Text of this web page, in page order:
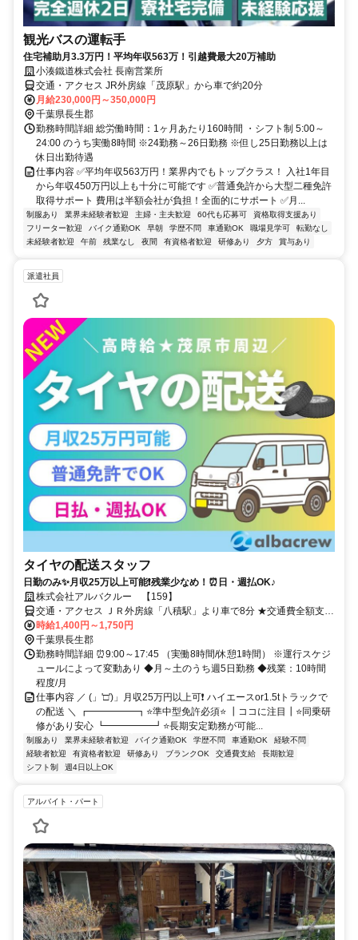
観光バスの運転手
住宅補助月3.3万円！平均年収563万！引越費最大20万補助
小湊鐵道株式会社 長南営業所
交通・アクセス JR外房線「茂原駅」から車で約20分
月給230,000円～350,000円
千葉県長生郡
勤務時間詳細 総労働時間：1ヶ月あたり160時間 ・シフト制 5:00～
24:00 のうち実働8時間 ※24勤務～26日勤務 ※但し25日勤務以上は
休日出勤待遇
仕事内容 ✅平均年収563万円！業界内でもトップクラス！ 入社1年目
から年収450万円以上も十分に可能です ✅普通免許から大型二種免許
取得サポート 費用は半額会社が負担！全面的にサポート ✅月...
制服あり 業界未経験者歓迎 主婦・主夫歓迎 60代も応募可
資格取得支援あり
フリーター歓迎
バイク通勤OK 早朝 学歴不問 車通勤OK 職場見学可
転勤なし
未経験者歓迎
午前 残業なし 夜間 有資格者歓迎 研修あり 夕方 賞与あり
派遣社員
タイヤの配送スタッフ
日勤のみ✨月収25万以上可能❗残業少なめ！⏰日・週払OK♪
株式会社アルバクルー 【159】
交通・アクセス ＪＲ外房線「八積駅」より車で8分 ★交通費全額支給
★車通勤OK(無料駐車場完備) ★バイク・自転車通勤OK！
時給1,400円～1,750円
千葉県長生郡
勤務時間詳細 ⏰9:00～17:45 （実働8時間/休憩1時間） ※運行スケジ
ュールによって変動あり ◆月～土のうち週5日勤務 ◆残業：10時間
程度/月
仕事内容 ／ (」'□')」月収25万円以上可❗ ハイエースor1.5tトラックで
の配送 ＼ ┏━━━━━┓⭐準中型免許必須⭐ ┃ココに注目┃⭐同乗研
修があり安心 ┗━━━━━┛⭐長期安定勤務が可能...
制服あり 業界未経験者歓迎 バイク通勤OK 学歴不問 車通勤OK
経験不問
経験者歓迎
有資格者歓迎 研修あり ブランクOK 交通費支給
長期歓迎
シフト制
週4日以上OK
アルバイト・パート